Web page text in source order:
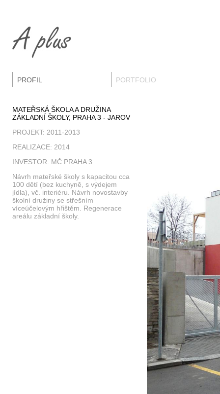
PROFIL PORTFOLIO
MATEŘSKÁ ŠKOLA A DRUŽINA
ZÁKLADNÍ ŠKOLY, PRAHA 3 - JAROV
PROJEKT: 2011-2013
REALIZACE: 2014
INVESTOR: MČ PRAHA 3
Návrh mateřské školy s kapacitou cca
100 dětí (bez kuchyně, s výdejem
jídla), vč. interiéru. Návrh novostavby
školní družiny se střešním
víceúčelovým hřištěm. Regenerace
areálu základní školy.